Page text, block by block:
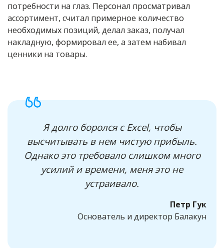
потребности на глаз. Персонал просматривал
ассортимент, считал примерное количество
необходимых позиций, делал заказ, получал
накладную, формировал ее, а затем набивал
ценники на товары.
Я долго боролся с Excel, чтобы
высчитывать в нем чистую прибыль.
Однако это требовало слишком много
усилий и времени, меня это не
устраивало.
Петр Гук
Основатель и директор Балакун